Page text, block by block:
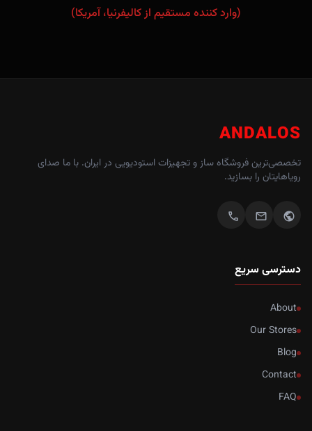
(وارد کننده مستقیم از کالیفرنیا، آمریکا)
ANDALOS
تخصصی‌ترین فروشگاه ساز و تجهیزات استودیویی در ایران. با ما صدای
رویاهایتان را بسازید.
public
mail
call
دسترسی سریع
About
Our Stores
Blog
Contact
FAQ